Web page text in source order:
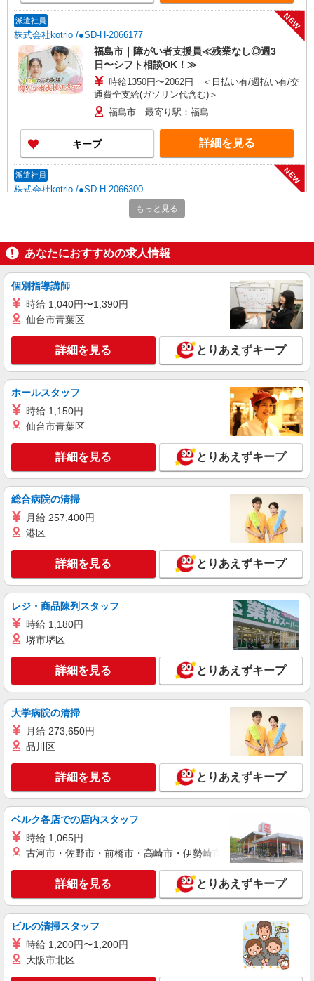
派遣社員
株式会社kotrio /●SD-H-2066177
NEW
福島市｜障がい者支援員≪残業なし◎週3
日〜シフト相談OK！≫
時給1350円〜2062円 ＜日払い有/週払い有/交
通費全支給(ガソリン代含む)＞
福島市 最寄り駅：福島
キープ 詳細を見る
派遣社員
株式会社kotrio /●SD-H-2066300
NEW
できないことだけ、そっとお手伝い＊障がい
者デイサービスSTAFF
通費全支給(ガソリン代含む)＞
福島市 最寄り駅：福島
キープ 詳細を見る
株式会社kotrio /●SD-H-1975403
NEW
福島市＊20代〜50代の子育て世代活躍中！障
がい者支援員◎
時給1350円〜2062円 ＜日払い有/週払い有/交
キープ 詳細を見る
株式会社kotrio /●SD-H-2066136
NEW
福島市＊働きやすさで選ぶならココ！障がい
時給1350円〜2062円 ＜日払い有/週払い有/交
通費全支給(ガソリン代含む)＞
福島市 最寄り駅：福島
キープ 詳細を見る
派遣社員 NEW
＜福島市＞障がい者支援員募集！≪面接なし
≫≪週3日OK≫
時給1350円〜2062円 ＜日払い有/週払い有/交
キープ 詳細を見る
もっと見る
あなたにおすすめの求人情報
個別指導講師
時給 1,040円〜1,390円
仙台市青葉区
詳細を見る とりあえずキープ
ホールスタッフ
時給 1,150円
仙台市青葉区
詳細を見る とりあえずキープ
総合病院の清掃
月給 257,400円
港区
詳細を見る とりあえずキープ
レジ・商品陳列スタッフ
時給 1,180円
堺市堺区
詳細を見る とりあえずキープ
大学病院の清掃
月給 273,650円
品川区
詳細を見る とりあえずキープ
ベルク各店での店内スタッフ
時給 1,065円
古河市・佐野市・前橋市・高崎市・伊勢崎市・太田市・館林市
詳細を見る とりあえずキープ
ビルの清掃スタッフ
時給 1,200円〜1,200円
大阪市北区